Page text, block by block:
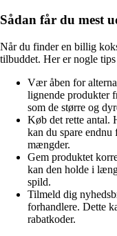
Sådan får du mest
Når du finder en billig
tilbuddet. Her er nogle
Vær åben for
lignende produkter
som de større og
Køb det rette antal.
kan du spare endnu
mængder.
Gem produktet
kan den holde i
spild.
Tilmeld dig
forhandlere. Dette
rabatkoder.